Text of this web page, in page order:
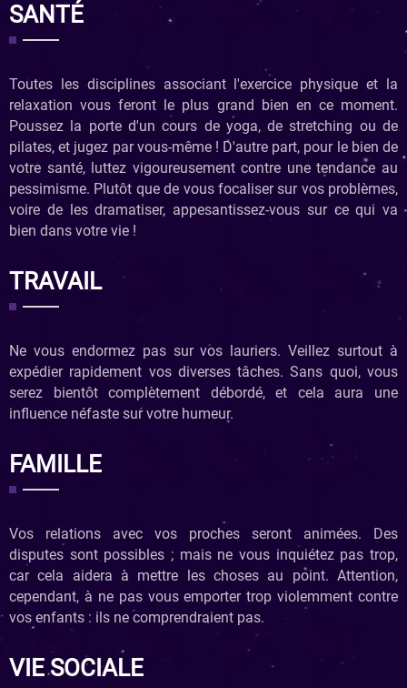
SANTÉ
Toutes les disciplines associant l'exercice physique et la
relaxation vous feront le plus grand bien en ce moment.
Poussez la porte d'un cours de yoga, de stretching ou de
pilates, et jugez par vous-même ! D'autre part, pour le bien de
votre santé, luttez vigoureusement contre une tendance au
pessimisme. Plutôt que de vous focaliser sur vos problèmes,
voire de les dramatiser, appesantissez-vous sur ce qui va
bien dans votre vie !
TRAVAIL
Ne vous endormez pas sur vos lauriers. Veillez surtout à
expédier rapidement vos diverses tâches. Sans quoi, vous
serez bientôt complètement débordé, et cela aura une
influence néfaste sur votre humeur.
FAMILLE
Vos relations avec vos proches seront animées. Des
disputes sont possibles ; mais ne vous inquiétez pas trop,
car cela aidera à mettre les choses au point. Attention,
cependant, à ne pas vous emporter trop violemment contre
vos enfants : ils ne comprendraient pas.
VIE SOCIALE